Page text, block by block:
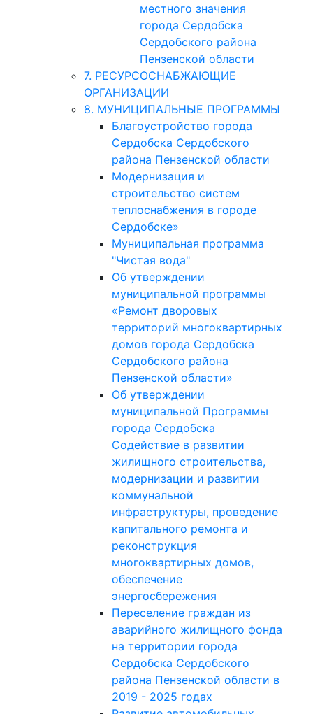
местного значения
города Сердобска
Сердобского района
Пензенской области
7. РЕСУРСОСНАБЖАЮЩИЕ
ОРГАНИЗАЦИИ
8. МУНИЦИПАЛЬНЫЕ ПРОГРАММЫ
Благоустройство города
Сердобска Сердобского
района Пензенской области
Модернизация и
строительство систем
теплоснабжения в городе
Сердобске»
Муниципальная программа
"Чистая вода"
Об утверждении
муниципальной программы
«Ремонт дворовых
территорий многоквартирных
домов города Сердобска
Сердобского района
Пензенской области»
Об утверждении
муниципальной Программы
города Сердобска
Содействие в развитии
жилищного строительства,
модернизации и развитии
коммунальной
инфраструктуры, проведение
капитального ремонта и
реконструкция
многоквартирных домов,
обеспечение
энергосбережения
Переселение граждан из
аварийного жилищного фонда
на территории города
Сердобска Сердобского
района Пензенской области в
2019 - 2025 годах